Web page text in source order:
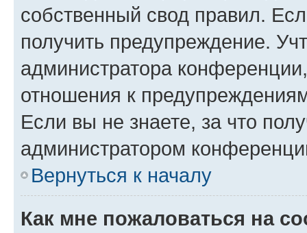
собственный свод правил.
получить предупреждение.
администратора
отношения к
Если вы не знаете, за что
администратором
Вернуться к началу
Как мне пожаловаться на